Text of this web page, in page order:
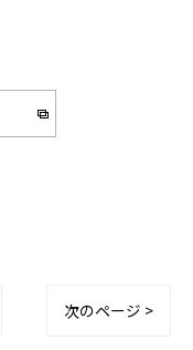
次のページ >